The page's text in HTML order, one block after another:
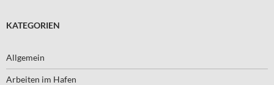
KATEGORIEN
Allgemein
Arbeiten im Hafen